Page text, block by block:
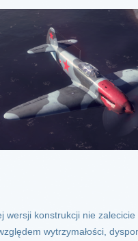
wersji konstrukcji nie
wytrzymałości,